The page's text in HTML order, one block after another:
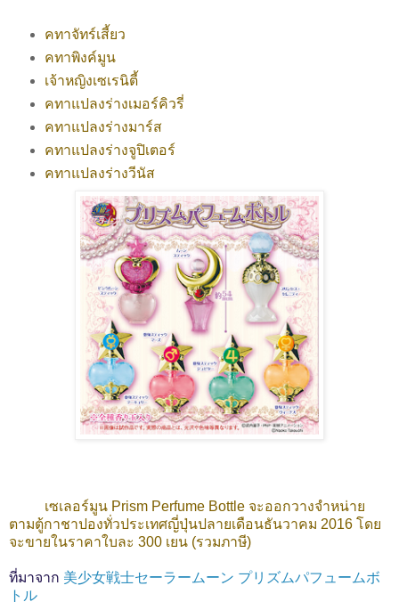
คทาจัทร์เสี้ยว
คทาพิงค์มูน
เจ้าหญิงเซเรนิตี้
คทาแปลงร่างเมอร์คิวรี่
คทาแปลงร่างมาร์ส
คทาแปลงร่างจูปิเตอร์
คทาแปลงร่างวีนัส
เซเลอร์มูน Prism Perfume Bottle จะออกวางจำหน่าย
ตามตู้กาชาปองทั่วประเทศญี่ปุ่นปลายเดือนธันวาคม 2016 โดย
จะขายในราคาใบละ 300 เยน (รวมภาษี)
ที่มาจาก 美少女戦士セーラームーン プリズムパフュームボ
トル